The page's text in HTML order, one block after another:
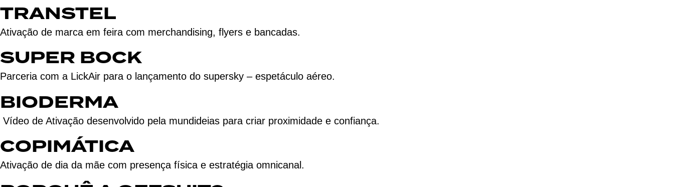
TRANSTEL
Ativação de marca em feira com merchandising, flyers e bancadas.
SUPER BOCK
Parceria com a LickAir para o lançamento do supersky – espetáculo aéreo.
BIODERMA
Vídeo de Ativação desenvolvido pela mundideias para criar proximidade e confiança.
COPIMÁTICA
Ativação de dia da mãe com presença física e estratégia omnicanal.